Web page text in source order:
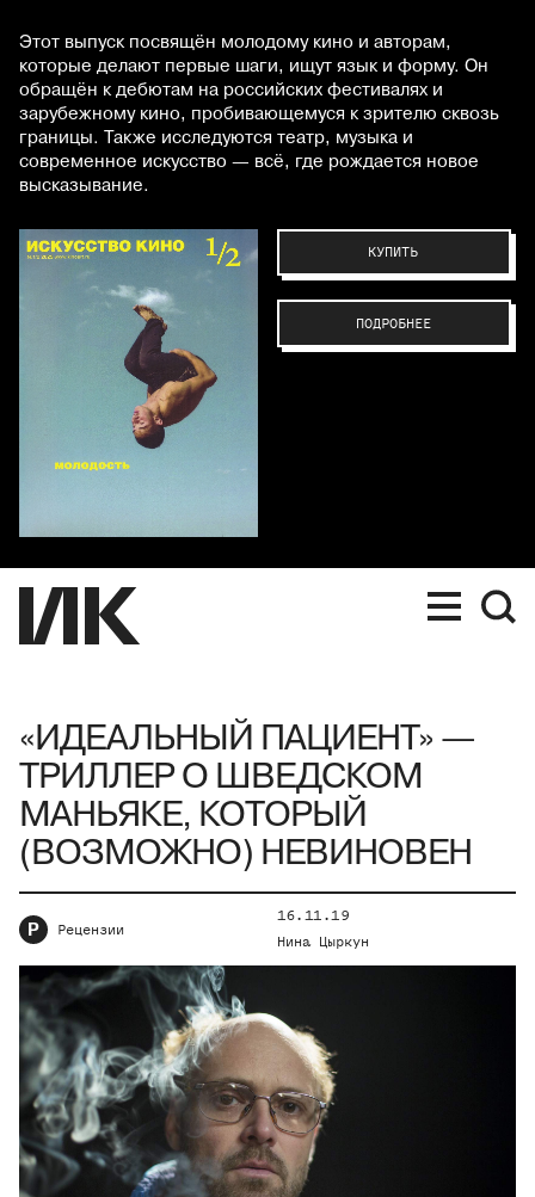
Этот выпуск посвящён молодому кино и авторам,
которые делают первые шаги, ищут язык и форму. Он
обращён к дебютам на российских фестивалях и
зарубежному кино, пробивающемуся к зрителю сквозь
границы. Также исследуются театр, музыка и
современное искусство — всё, где рождается новое
высказывание.
КУПИТЬ
ПОДРОБНЕЕ
«ИДЕАЛЬНЫЙ ПАЦИЕНТ» —
ТРИЛЛЕР О ШВЕДСКОМ
МАНЬЯКЕ, КОТОРЫЙ
(ВОЗМОЖНО) НЕВИНОВЕН
Р Рецензии
16.11.19
Нина Цыркун